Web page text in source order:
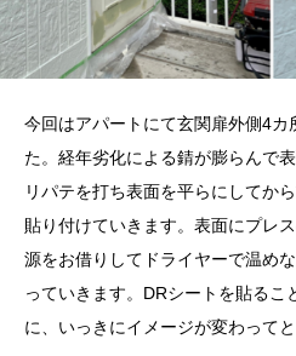
今回はアパートにて玄関扉外側4カ
た。経年劣化による錆が膨らんで
リパテを打ち表面を平らにしてか
貼り付けていきます。表面にプレ
源をお借りしてドライヤーで温め
っていきます。DRシートを貼るこ
に、いっきにイメージが変わって